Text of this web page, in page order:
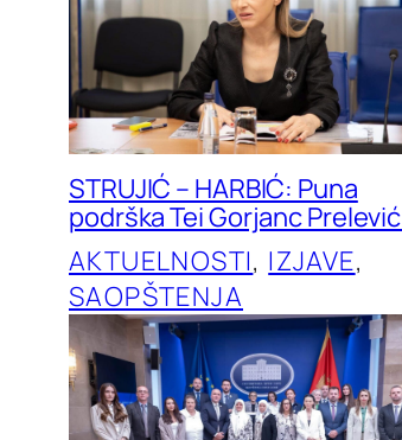
STRUJIĆ – HARBIĆ: Puna
podrška Tei Gorjanc Prelević
AKTUELNOSTI, IZJAVE
SAOPŠTENJA